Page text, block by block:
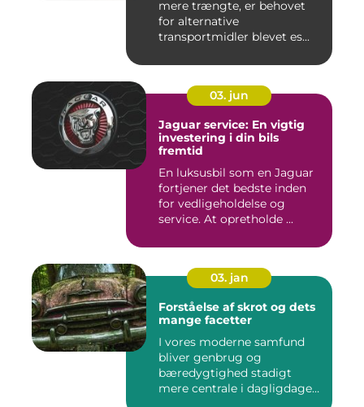
mere trængte, er behovet
for alternative
transportmidler blevet es...
03. jun
Jaguar service: En vigtig
investering i din bils
fremtid
En luksusbil som en Jaguar
fortjener det bedste inden
for vedligeholdelse og
service. At opretholde ...
03. jan
Forståelse af skrot og dets
mange facetter
I vores moderne samfund
bliver genbrug og
bæredygtighed stadigt
mere centrale i dagligdagen.